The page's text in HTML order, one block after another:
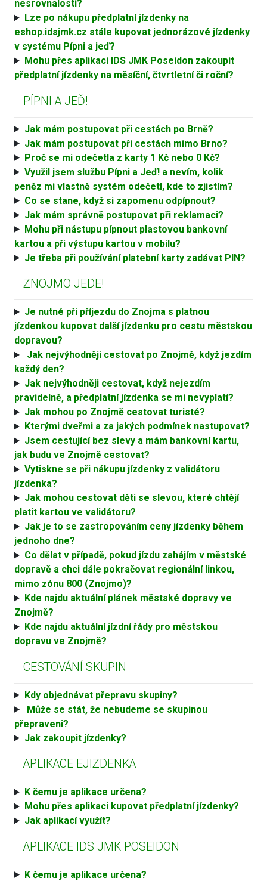
nesrovnalosti?
Lze po nákupu předplatní jízdenky na
eshop.idsjmk.cz stále kupovat jednorázové jízdenky
v systému Pípni a jeď?
Mohu přes aplikaci IDS JMK Poseidon zakoupit
předplatní jízdenky na měsíční, čtvrtletní či roční?
PÍPNI A JEĎ!
Jak mám postupovat při cestách po Brně?
Jak mám postupovat při cestách mimo Brno?
Proč se mi odečetla z karty 1 Kč nebo 0 Kč?
Využil jsem službu Pípni a Jeď! a nevím, kolik
peněz mi vlastně systém odečetl, kde to zjistím?
Co se stane, když si zapomenu odpípnout?
Jak mám správně postupovat při reklamaci?
Mohu při nástupu pípnout plastovou bankovní
kartou a při výstupu kartou v mobilu?
Je třeba při používání platební karty zadávat PIN?
ZNOJMO JEDE!
Je nutné při příjezdu do Znojma s platnou
jízdenkou kupovat další jízdenku pro cestu městskou
dopravou?
Jak nejvýhodněji cestovat po Znojmě, když jezdím
každý den?
Jak nejvýhodněji cestovat, když nejezdím
pravidelně, a předplatní jízdenka se mi nevyplatí?
Jak mohou po Znojmě cestovat turisté?
Kterými dveřmi a za jakých podmínek nastupovat?
Jsem cestující bez slevy a mám bankovní kartu,
jak budu ve Znojmě cestovat?
Vytiskne se při nákupu jízdenky z validátoru
jízdenka?
Jak mohou cestovat děti se slevou, které chtějí
platit kartou ve validátoru?
Jak je to se zastropováním ceny jízdenky během
jednoho dne?
Co dělat v případě, pokud jízdu zahájím v městské
dopravě a chci dále pokračovat regionální linkou,
mimo zónu 800 (Znojmo)?
Kde najdu aktuální plánek městské dopravy ve
Znojmě?
Kde najdu aktuální jízdní řády pro městskou
dopravu ve Znojmě?
CESTOVÁNÍ SKUPIN
Kdy objednávat přepravu skupiny?
Může se stát, že nebudeme se skupinou
přepraveni?
Jak zakoupit jízdenky?
APLIKACE EJIZDENKA
K čemu je aplikace určena?
Mohu přes aplikaci kupovat předplatní jízdenky?
Jak aplikací využít?
APLIKACE IDS JMK POSEIDON
K čemu je aplikace určena?